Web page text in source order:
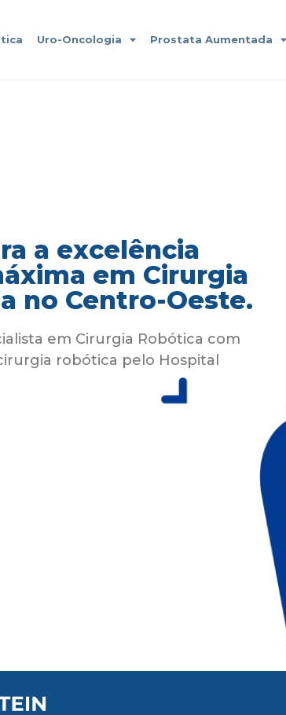
Uro-Oncologia Prostata Aumentada
a excelência
em Cirurgia
no Centro-Oeste.
em Cirurgia Robótica com
robótica pelo Hospital